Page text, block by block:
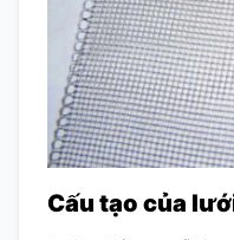
Cấu tạo của